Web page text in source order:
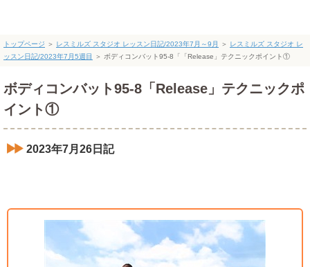
トップページ ＞ レスミルズ スタジオ レッスン日記/2023年7月～9月 ＞
レスミルズ スタジオ レ
ッスン日記/2023年7月5週目
＞ ボディコンバット95-8「「Release」テクニックポイント①
ボディコンバット95-8「Release」テクニックポ
イント①
2023年7月26日記